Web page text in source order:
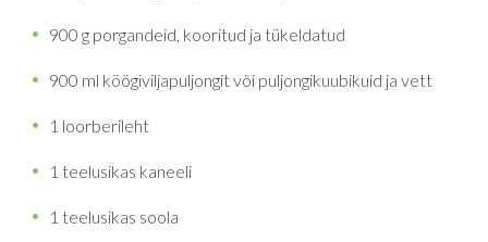
900 g porgandeid, kooritud ja tükeldatud
900 ml köögiviljapuljongit või puljongikuubikuid ja vett
1 loorberileht
1 teelusikas kaneeli
1 teelusikas soola